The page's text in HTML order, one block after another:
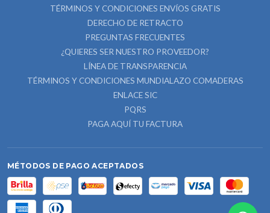
TÉRMINOS Y CONDICIONES ENVÍOS GRATIS
DERECHO DE RETRACTO
PREGUNTAS FRECUENTES
¿QUIERES SER NUESTRO PROVEEDOR?
LÍNEA DE TRANSPARENCIA
TÉRMINOS Y CONDICIONES MUNDIALAZO COMADERAS
ENLACE SIC
PQRS
PAGA AQUÍ TU FACTURA
MÉTODOS DE PAGO ACEPTADOS